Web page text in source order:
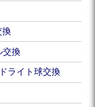
換
交換
ライト球交換